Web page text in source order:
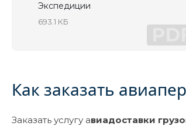
Экспедиции
693.1 КБ
Как заказать
Заказать услугу авиадоставки